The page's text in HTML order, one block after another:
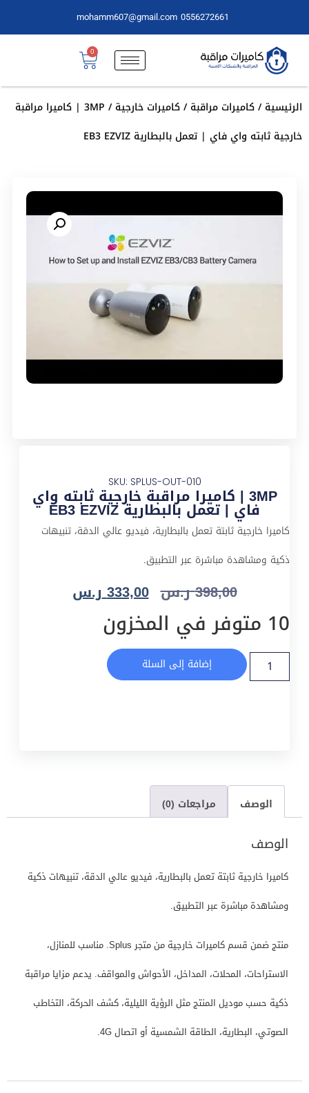
0556272661
mohamm607@gmail.com
0
الرئيسية/كاميرات مراقبة/كاميرات خارجية
/ 3MP | كاميرا مراقبة
خارجية ثابته واي فاي | تعمل بالبطارية EB3 EZVIZ
SKU: SPLUS-OUT-010
3MP | كاميرا مراقبة خارجية ثابته واي
فاي | تعمل بالبطارية EB3 EZVIZ
كاميرا خارجية ثابتة تعمل بالبطارية، فيديو عالي الدقة، تنبيهات
ذكية ومشاهدة مباشرة عبر التطبيق.
398,00ر.س 333,00ر.س
10 متوفر في المخزون
إضافة إلى السلة
الوصف مراجعات (0)
الوصف
كاميرا خارجية ثابتة تعمل بالبطارية، فيديو عالي الدقة، تنبيهات ذكية
ومشاهدة مباشرة عبر التطبيق.
منتج ضمن قسم كاميرات خارجية من متجر Splus. مناسب للمنازل،
الاستراحات، المحلات، المداخل، الأحواش والمواقف. يدعم مزايا مراقبة
ذكية حسب موديل المنتج مثل الرؤية الليلية، كشف الحركة، التخاطب
الصوتي، البطارية، الطاقة الشمسية أو اتصال 4G.